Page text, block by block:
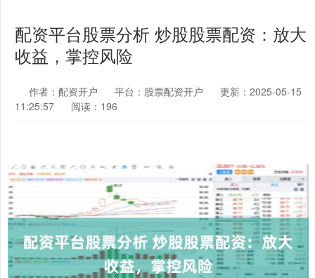
配资平台股票分析 炒股股票配资：放大
收益，掌控风险
作者：配资开户 平台：股票配资开户
更新：2025-05-15
11:25:57
阅读：196